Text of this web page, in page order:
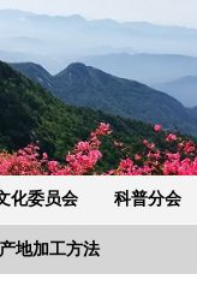
化委员会 科普分会
地加工方法